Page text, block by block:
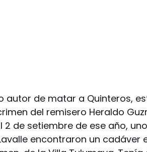
autor de matar a Quinteros,
del remisero Heraldo
2 de setiembre de ese año,
encontraron un cadáver